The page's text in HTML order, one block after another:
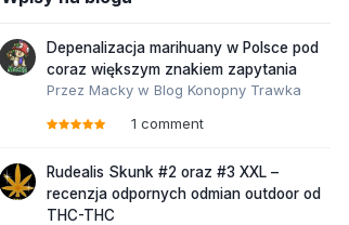
Depenalizacja marihuany w Polsce pod
coraz większym znakiem zapytania
Przez Macky w Blog Konopny Trawka
1 comment
Rudealis Skunk #2 oraz #3 XXL –
recenzja odpornych odmian outdoor od
THC-THC